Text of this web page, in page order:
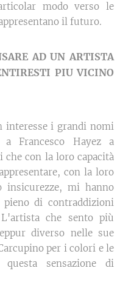
modo verso le
il futuro.
AD UN ARTISTA
PIU VICINO
interesse i grandi nomi
Francesco Hayez a
con la loro capacità
con la loro
insicurezze, mi hanno
di contraddizioni
che sento più
diverso nelle sue
per i colori e le
sensazione di